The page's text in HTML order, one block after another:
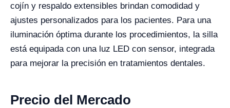
cojín y respaldo extensibles brindan comodidad y
ajustes personalizados para los pacientes. Para una
iluminación óptima durante los procedimientos, la silla
está equipada con una luz LED con sensor, integrada
para mejorar la precisión en tratamientos dentales.
Precio del Mercado